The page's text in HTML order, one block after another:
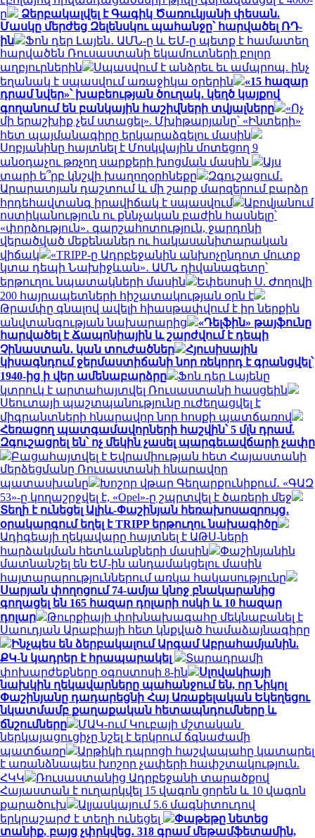
ը
Ձերբակալվել է Գագիկ Ծառուկյանի փեսան.
Մասկը մերժեց Զելենսկու պահանջը՝ հարվածել ՌԴ-
ին
Ֆոն դեր Լայեն․ ԱՄՆ-ը և ԵՄ-ը պետք է համատեղ
հարվածեն Ռուսաստանի եկամուտների բոլոր
աղբյուրներին
Սպասվում է անձրեւ եւ ամպրոպ. ինչ
եղանակ է սպասվում առաջիկա օրերին
«15 հազար
դրամ նվեր»՝ խաբեության ծուղակ․ կեղծ կայքով
գողանում են բանկային հաշիվների տվյալները
«Ոչ
մի երաշխիք չեմ ստացել». Մխիթարյանը՝ «Ինտերի»
հետ պայմանագիրը երկարաձգելու մասին
Սոբյանինը հայտնել է Մոսկվային մոտեցող 9
անօդաչու թռչող սարքերի խոցման մասին
Այս
տարի ե՞րբ կնշվի խաղողօրհնեքը
Զգուշացում․
Արարատյան դաշտում և մի շարք մարզերում բարձր
հրդեհավտանգ իրավիճակ է սպասվում
Աբովյանում
ոստիկանություն ու քննչական բաժին հասնելը՝
«փորձություն»․ գարշահոտություն, ջարդոնի
վերածված մեքենաներ ու հակասանիտարական
վիճակ
«TRIPP-ը Ադրբեջանին անխոչընդոտ մուտք
կտա դեպի Նախիջևան»․ ԱՄՆ դիվանագետը՝
երթուղու նպատակների մասին
Եփեսոսի Ս. Ժողովի
200 հայրապետների հիշատակության օրն է
Թրամփը գնալով ավելի հիասթափվում է իր ներքին
անվտանգության նախարարից
«Դելֆին» թայֆունը
հարվածել է Ճապոնիային և շարժվում է դեպի
Չինաստան․ կան տուժածներ
Հյուսիսային
կիսագնդում ջերմաստիճանի նոր ռեկորդ է գրանցվել՝
1940-ից ի վեր ամենաբարձրը
Ֆոն դեր Լայենը
կտրուկ է արտահայտվել Ռուսաստանի հասցեին
Սեուտայի ​​պաշտպանությունը ուժեղացվել է
միգրանտների հնարավոր նոր հոսքի պատճառով
Հեռացող պատգամավորների հաշվին՝ 5 մլն դրամ.
Զգուշացրել են՝ ոչ մեկին չասել պարգեւավճարի չափը
Բացահայտվել է Եվրամիության հետ Հայաստանի
մերձեցմանը Ռուսաստանի հնարավոր
պատասխանը
Խոշոր վթար Գեղարքունիքում․ «ԳԱԶ
53»-ը կողաշրջվել է, «Opel»-ը շպրտվել է ծառերի մեջ
Տեղի է ունեցել Ալիև-Փաշինյան հեռախոսազրույց․
օրակարգում եղել է TRIPP երթուղու նախագիծը
Ադիգեայի ղեկավարը հայտնել է ԱԹՍ-ների
հարձակման հետևանքների մասին
Փաշինյանին
մատնանշել են ԵՄ-ին անդամակցելու մասին
հայտարարություններում առկա հակասությունը
Սարյան փողոցում 74-ամյա կնոջ բնակարանից
գողացել են 165 հազար դոլարի ոսկի և 10 հազար
դոլար
Թուրքիայի փոխնախագահը մեկնաբանել է
Սաուդյան Արաբիայի հետ կնքված համաձայնագիրը
Ինչպես են ձերբակալում Արգամ Աբրահամյանին.
ՔԿ-ն կադրեր է հրապարակել
Տարադրամի
փոխարժեքները օգոստոսի 8-ին
Սլովակիայի
նախկին ղեկավարները պահանջում են, որ Նիկոլ
Փաշինյանը դադարեցնի Հայ Առաքելական Եկեղեցու
նկատմամբ քաղաքական հետապնդումները և
ճնշումները
ՄԱԿ-ում Կուբայի մշտական ​​
ներկայացուցիչը նշել է երկրում ճգնաժամի
պատճառը
Արթիկի դպրոցի հաշվապահը կատարել
է առանձնապես խոշոր չափերի հափշտակություն.
ՀԿԿ
Ռուսաստանից Ադրբեջանի տարածքով
Հայաստան է ուղարկվել 15 վագոն ցորեն և 10 վագոն
քարածուխ
Ալյասկայում 5.6 մագնիտուդով
երկրաշարժ է տեղի ունեցել
Փաթեթը նետեց
տանիք, բայց չփրկվեց․ 318 գրամ մեթամֆետամին,